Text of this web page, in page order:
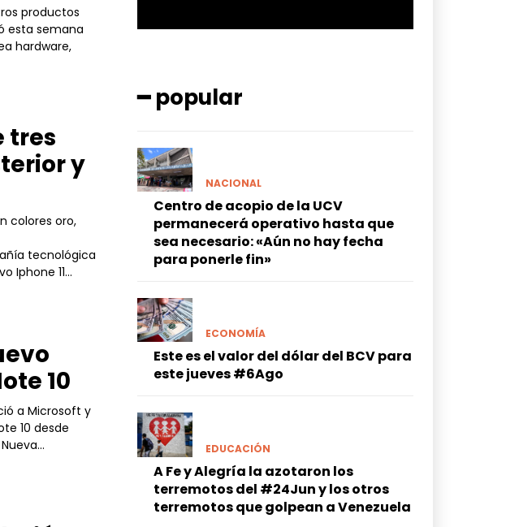
productos
esta semana
hardware,
tres
y
colores oro,
tecnológica
Iphone 11...
10
a Microsoft y
10 desde
━ popular
NACIONAL
Centro de acopio de la UCV
permanecerá operativo hasta que
sea necesario: «Aún no hay fecha
para ponerle fin»
ECONOMÍA
Este es el valor del dólar del BCV para
este jueves #6Ago
EDUCACIÓN
A Fe y Alegría la azotaron los
terremotos del #24Jun y los otros
terremotos que golpean a Venezuela